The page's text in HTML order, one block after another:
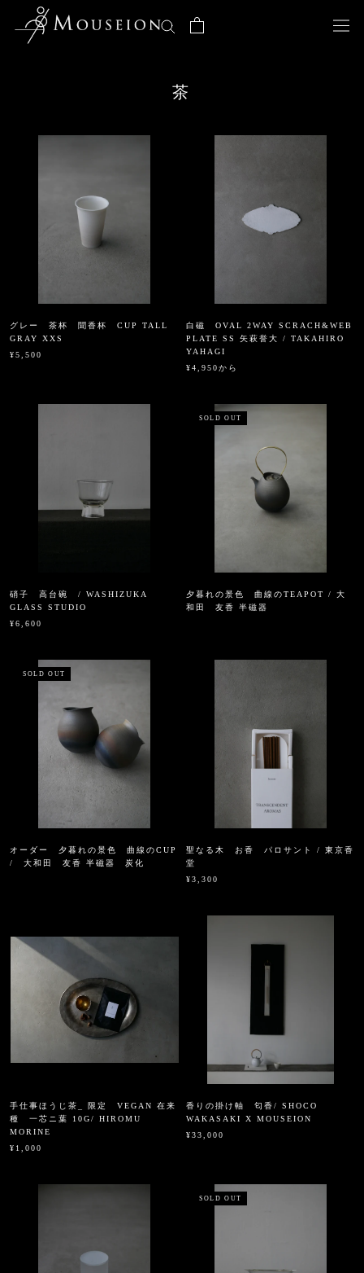
茶
グレー 茶杯 聞香杯 CUP TALL
GRAY XXS
¥5,500
白磁 OVAL 2WAY SCRACH&WEB
PLATE SS 矢萩誉大 / TAKAHIRO
YAHAGI
¥4,950から
硝子 高台碗 / WASHIZUKA
GLASS STUDIO
¥6,600
SOLD OUT
夕暮れの景色 曲線のTEAPOT / 大
和田 友香 半磁器
SOLD OUT
オーダー 夕暮れの景色 曲線のCUP
/ 大和田 友香 半磁器 炭化
聖なる木 お香 パロサント / 東京香
堂
¥3,300
手仕事ほうじ茶_ 限定 VEGAN 在来
種 一芯ニ葉 10G/ HIROMU
MORINE
¥1,000
香りの掛け軸 匂香/ SHOCO
WAKASAKI X MOUSEION
¥33,000
SOLD OUT